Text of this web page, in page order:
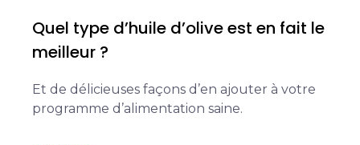
Quel type d’huile d’olive est en fait le
meilleur ?
Et de délicieuses façons d’en ajouter à votre
programme d’alimentation saine.